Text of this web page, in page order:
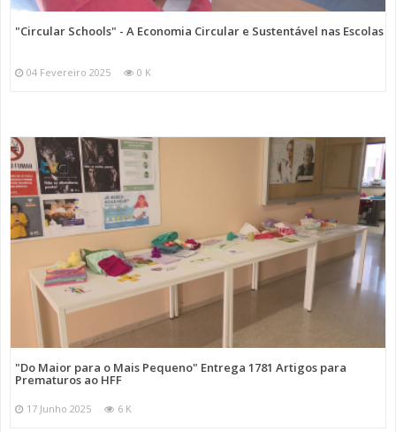
"Circular Schools" - A Economia Circular e Sustentável nas Escolas
04 Fevereiro 2025 0 K
"Do Maior para o Mais Pequeno" Entrega 1781 Artigos para
Prematuros ao HFF
17 Junho 2025 6 K